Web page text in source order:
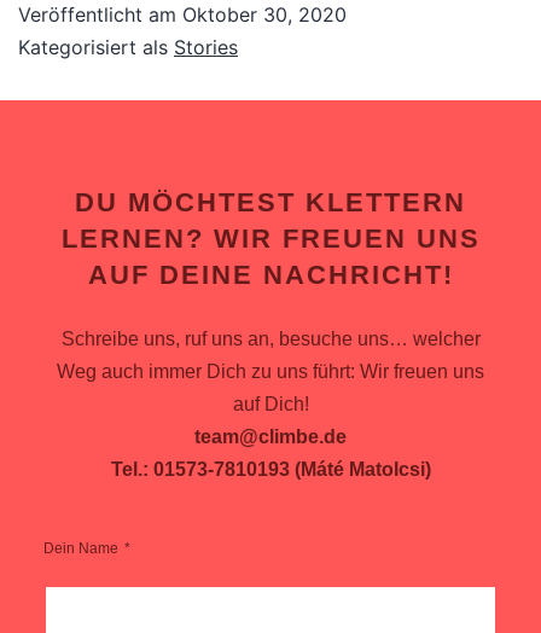
Veröffentlicht am Oktober 30, 2020
Kategorisiert als Stories
DU MÖCHTEST KLETTERN
LERNEN? WIR FREUEN UNS
AUF DEINE NACHRICHT!
Schreibe uns, ruf uns an, besuche uns… welcher
Weg auch immer Dich zu uns führt: Wir freuen uns
auf Dich!
team@climbe.de
Tel.: 01573-7810193 (Máté Matolcsi)
Dein Name